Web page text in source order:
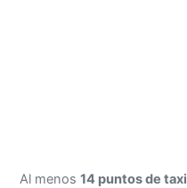
Al menos14 puntos de taxi